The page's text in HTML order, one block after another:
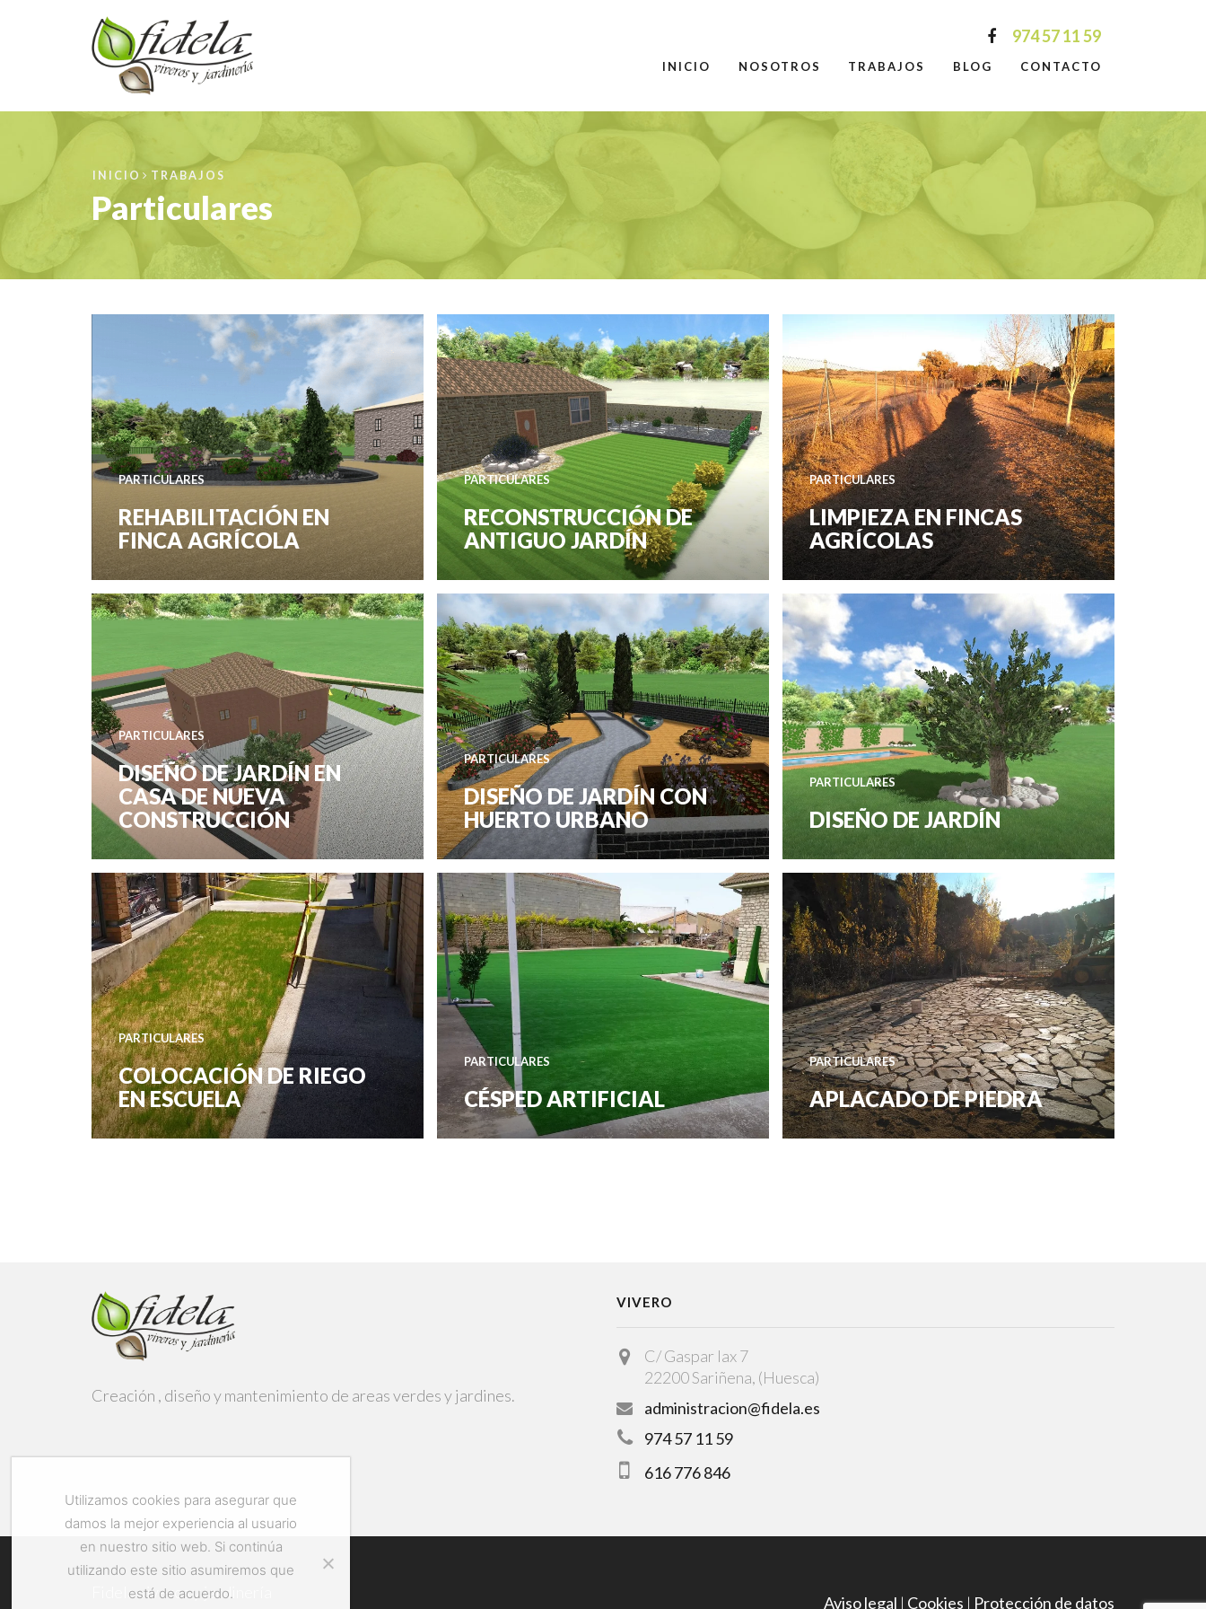
974 57 11 59
INICIO NOSOTROS TRABAJOS BLOG CONTACTO
INICIO TRABAJOS
Particulares
PARTICULARES
REHABILITACIÓN EN
FINCA AGRÍCOLA
PARTICULARES
RECONSTRUCCIÓN DE
ANTIGUO JARDÍN
PARTICULARES
LIMPIEZA EN FINCAS
AGRÍCOLAS
PARTICULARES
DISEÑO DE JARDÍN EN
CASA DE NUEVA
CONSTRUCCIÓN
PARTICULARES
DISEÑO DE JARDÍN CON
HUERTO URBANO
PARTICULARES
DISEÑO DE JARDÍN
PARTICULARES
COLOCACIÓN DE RIEGO
EN ESCUELA
PARTICULARES
CÉSPED ARTIFICIAL
PARTICULARES
APLACADO DE PIEDRA
Creación , diseño y mantenimiento de areas verdes y jardines.
VIVERO
C/ Gaspar lax 7
22200 Sariñena, (Huesca)
administracion@fidela.es
974 57 11 59
616 776 846
Fidela viveros y jardinería
Aviso legal | Cookies | Protección de datos
Utilizamos cookies para asegurar que
damos la mejor experiencia al usuario
en nuestro sitio web. Si continúa
utilizando este sitio asumiremos que
está de acuerdo.